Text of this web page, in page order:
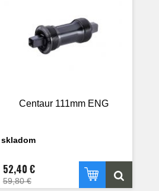
Centaur 111mm ENG
skladom
52,40 €
59,80 €